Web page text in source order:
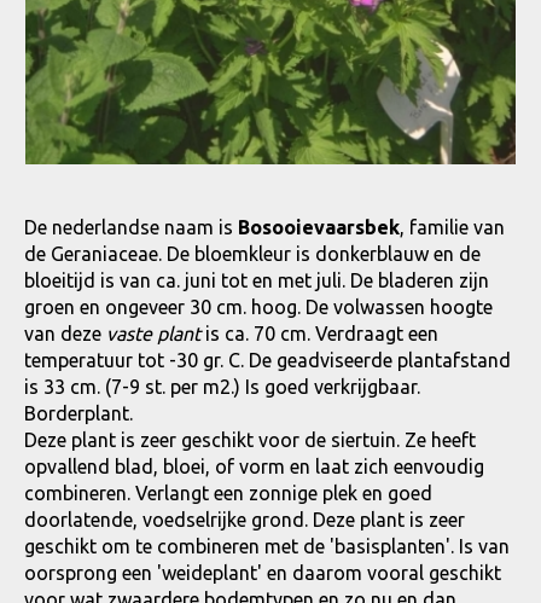
De nederlandse naam is Bosooievaarsbek , familie van
de Geraniaceae. De bloemkleur is donkerblauw en de
bloeitijd is van ca. juni tot en met juli. De bladeren zijn
groen en ongeveer 30 cm. hoog. De volwassen hoogte
van deze vaste plantis ca. 70 cm. Verdraagt een
temperatuur tot -30 gr. C. De geadviseerde plantafstand
is 33 cm. (7-9 st. per m2.) Is goed verkrijgbaar.
Borderplant.
Deze plant is zeer geschikt voor de siertuin. Ze heeft
opvallend blad, bloei, of vorm en laat zich eenvoudig
combineren. Verlangt een zonnige plek en goed
doorlatende, voedselrijke grond. Deze plant is zeer
geschikt om te combineren met de 'basisplanten'. Is van
oorsprong een 'weideplant' en daarom vooral geschikt